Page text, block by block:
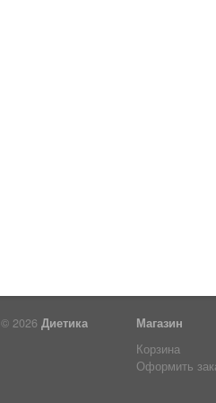
© 2026 Диетика
Магазин
Корзина
Оформить